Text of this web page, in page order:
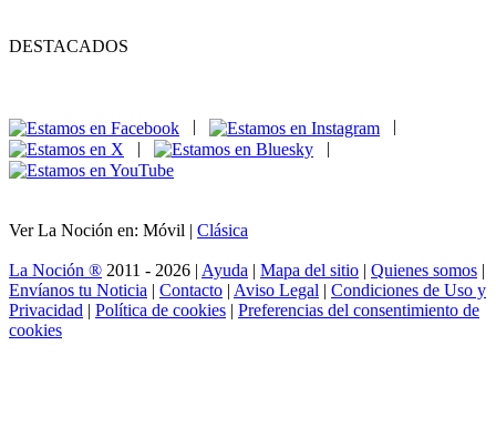
DESTACADOS
|
|
Ver La Noción en: Móvil | Clásica
La Noción ® 2011 - 2026 | Ayuda | Mapa del sitio | Quienes somos |
Envíanos tu Noticia | Contacto | Aviso Legal | Condiciones de Uso y
Privacidad | Política de cookies | Preferencias del consentimiento de
cookies